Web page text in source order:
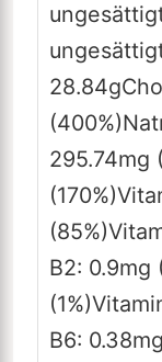
28.84g
(400%)
295.74mg
(170%)
(85%)
B2: 0.9mg
(1%)
B6: 0.38mg